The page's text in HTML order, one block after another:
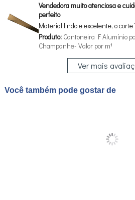
Vendedora muito atenciosa e
perfeito
Material lindo e excelente, o corte
Produto:Cantoneira F Alumínio
Champanhe- Valor por m¹
Ver mais
Você também pode gostar de